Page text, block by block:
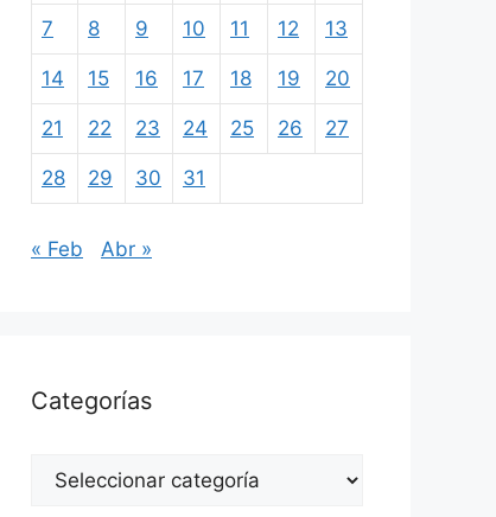
7 8 9 10 11 12 13
14 15 16 17 18 19 20
21 22 23 24 25 26 27
28 29 30 31
« Feb Abr »
Categorías
Categorías